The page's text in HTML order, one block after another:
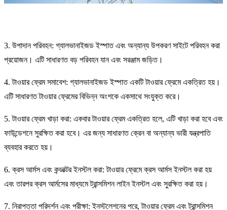
3. উপাদান পরিবহন: গ্যালভানাইজড ইস্পাত এবং অন্যান্য উপকরণ সাইটে পরিবহন করা
প্রয়োজন। এটি সাধারণত বড় পরিবহন যান এবং সরঞ্জাম জড়িত।
4. টাওয়ার ফ্রেম সমাবেশ: গ্যালভানাইজড ইস্পাত একটি টাওয়ার ফ্রেমে একত্রিত হয়।
এটি সাধারণত টাওয়ার ফ্রেমের বিভিন্ন অংশকে একসাথে সংযুক্ত করে।
5. টাওয়ার ফ্রেম খাড়া করা: একবার টাওয়ার ফ্রেম একত্রিত হলে, এটি খাড়া করা হবে এবং
ফাউন্ডেশনে সুরক্ষিত করা হবে। এর জন্য সাধারণত ক্রেন বা অন্যান্য ভারী যন্ত্রপাতি
ব্যবহার করতে হয়।
6. ক্রস আর্মস এবং কন্ডাক্টর ইনস্টল করা: টাওয়ার ফ্রেমে ক্রস আর্মস ইনস্টল করা হয়
এবং তারপর ক্রস আর্মসের মাধ্যমে ট্রান্সমিশন লাইন ইনস্টল এবং সুরক্ষিত করা হয়।
7. নিরাপত্তা পরিদর্শন এবং পরীক্ষা: ইনস্টলেশনের পরে, টাওয়ার ফ্রেম এবং ট্রান্সমিশন